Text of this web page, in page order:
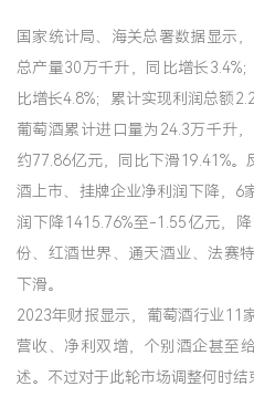
国家统计局、海关总署数据显示
总产量30万千升，同比增长3.4%
比增长4.8%；累计实现利润总额
葡萄酒累计进口量为24.3万千升
约77.86亿元，同比下滑19.41%
酒上市、挂牌企业净利润下降，6
润下降1415.76%至-1.55亿元，
份、红酒世界、通天酒业、法赛
下滑。
2023年财报显示，葡萄酒行业11
营收、净利双增，个别酒企甚至
述。不过对于此轮市场调整何时